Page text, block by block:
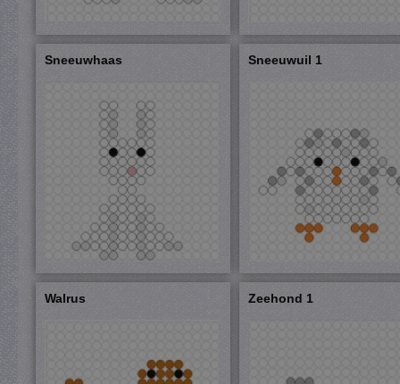
Sneeuwhaas Sneeuwuil 1
Walrus Zeehond 1